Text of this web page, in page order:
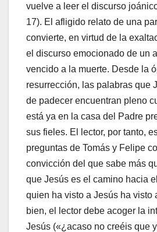
vuelve a leer el discurso
17). El afligido relato de una
convierte, en virtud de la
el discurso emocionado de un
vencido a la muerte. Desde la
resurrección, las palabras que
de padecer encuentran pleno
está ya en la casa del Padre
sus fieles. El lector, por tanto,
preguntas de Tomás y Felipe
convicción del que sabe más
que Jesús es el camino hacia
quien ha visto a Jesús ha visto
bien, el lector debe acoger la
Jesús («¿acaso no creéis que